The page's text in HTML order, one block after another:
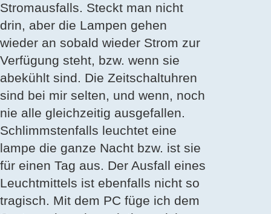
Stromausfalls. Steckt man nicht
drin, aber die Lampen gehen
wieder an sobald wieder Strom zur
Verfügung steht, bzw. wenn sie
abekühlt sind. Die Zeitschaltuhren
sind bei mir selten, und wenn, noch
nie alle gleichzeitig ausgefallen.
Schlimmstenfalls leuchtet eine
lampe die ganze Nacht bzw. ist sie
für einen Tag aus. Der Ausfall eines
Leuchtmittels ist ebenfalls nicht so
tragisch. Mit dem PC füge ich dem